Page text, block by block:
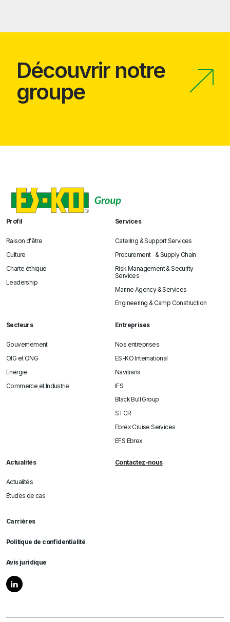
Découvrir notre
groupe
Profil
Raison d'être
Culture
Charte éthique
Leadership
Services
Catering & Support Services
Procurement & Supply Chain
Risk Management & Security
Services
Marine Agency & Services
Engineering & Camp Construction
Secteurs
Gouvernement
OIG et ONG
Energie
Commerce et Industrie
Entreprises
Nos entreprises
ES-KO International
Navitrans
IFS
Black Bull Group
STCR
Ebrex Cruise Services
EFS Ebrex
Actualités
Actualités
Études de cas
Contactez-nous
Carrières
Politique de confidentialité
Avis juridique